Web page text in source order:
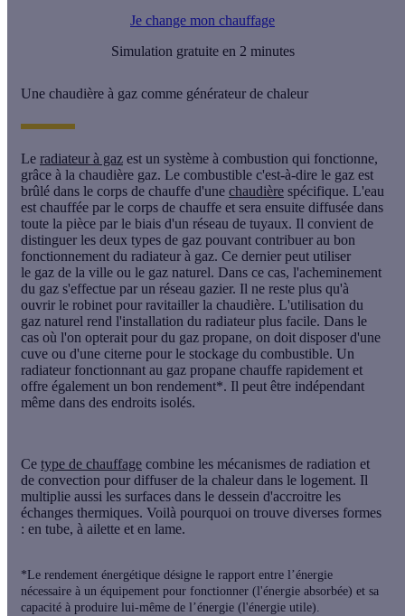
Je change mon chauffage
Simulation gratuite en 2 minutes
Une chaudière à gaz comme générateur de chaleur
Le radiateur à gaz est un système à combustion qui fonctionne,
grâce à la chaudière gaz. Le combustible c'est-à-dire le gaz est
brûlé dans le corps de chauffe d'une chaudière spécifique. L'eau
est chauffée par le corps de chauffe et sera ensuite diffusée dans
toute la pièce par le biais d'un réseau de tuyaux. Il convient de
distinguer les deux types de gaz pouvant contribuer au bon
fonctionnement du radiateur à gaz. Ce dernier peut utiliser
le gaz de la ville ou le gaz naturel. Dans ce cas, l'acheminement
du gaz s'effectue par un réseau gazier. Il ne reste plus qu'à
ouvrir le robinet pour ravitailler la chaudière. L'utilisation du
gaz naturel rend l'installation du radiateur plus facile. Dans le
cas où l'on opterait pour du gaz propane, on doit disposer d'une
cuve ou d'une citerne pour le stockage du combustible. Un
radiateur fonctionnant au gaz propane chauffe rapidement et
offre également un bon rendement*. Il peut être indépendant
même dans des endroits isolés.
Ce type de chauffage combine les mécanismes de radiation et
de convection pour diffuser de la chaleur dans le logement. Il
multiplie aussi les surfaces dans le dessein d'accroitre les
échanges thermiques. Voilà pourquoi on trouve diverses formes
: en tube, à ailette et en lame.
*Le rendement énergétique désigne le rapport entre l’énergie
nécessaire à un équipement pour fonctionner (l'énergie absorbée) et sa
capacité à produire lui-même de l’énergie (l'énergie utile).